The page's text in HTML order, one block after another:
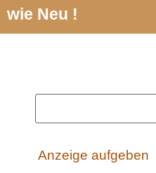
wie Neu !
Anzeige aufgeben